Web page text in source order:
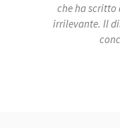
che ha scritto
irrilevante. Il